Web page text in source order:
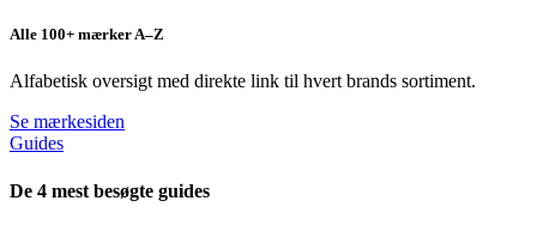
Alle 100+ mærker A–Z
Alfabetisk oversigt med direkte link til hvert brands sortiment.
Se mærkesiden
Guides
De 4 mest besøgte guides